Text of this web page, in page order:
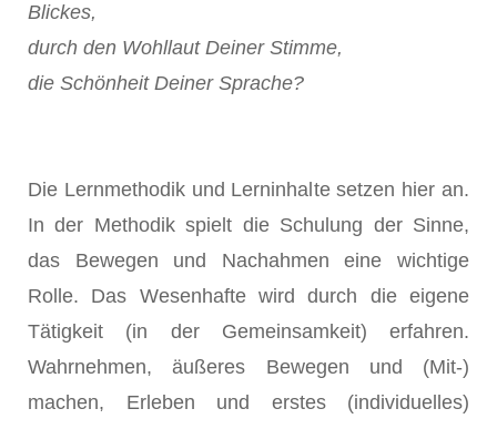
Blickes,
durch den Wohllaut Deiner Stimme,
die Schönheit Deiner Sprache?
Die Lernmethodik und Lerninhalte setzen hier an.
In der Methodik spielt die Schulung der Sinne,
das Bewegen und Nachahmen eine wichtige
Rolle. Das Wesenhafte wird durch die eigene
Tätigkeit (in der Gemeinsamkeit) erfahren.
Wahrnehmen, äußeres Bewegen und (Mit-)
machen, Erleben und erstes (individuelles)